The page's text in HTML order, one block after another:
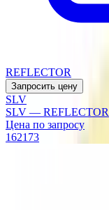
REFLECTOR
Запросить цену
SLV
SLV — REFLECTOR
Цена по запросу
162173